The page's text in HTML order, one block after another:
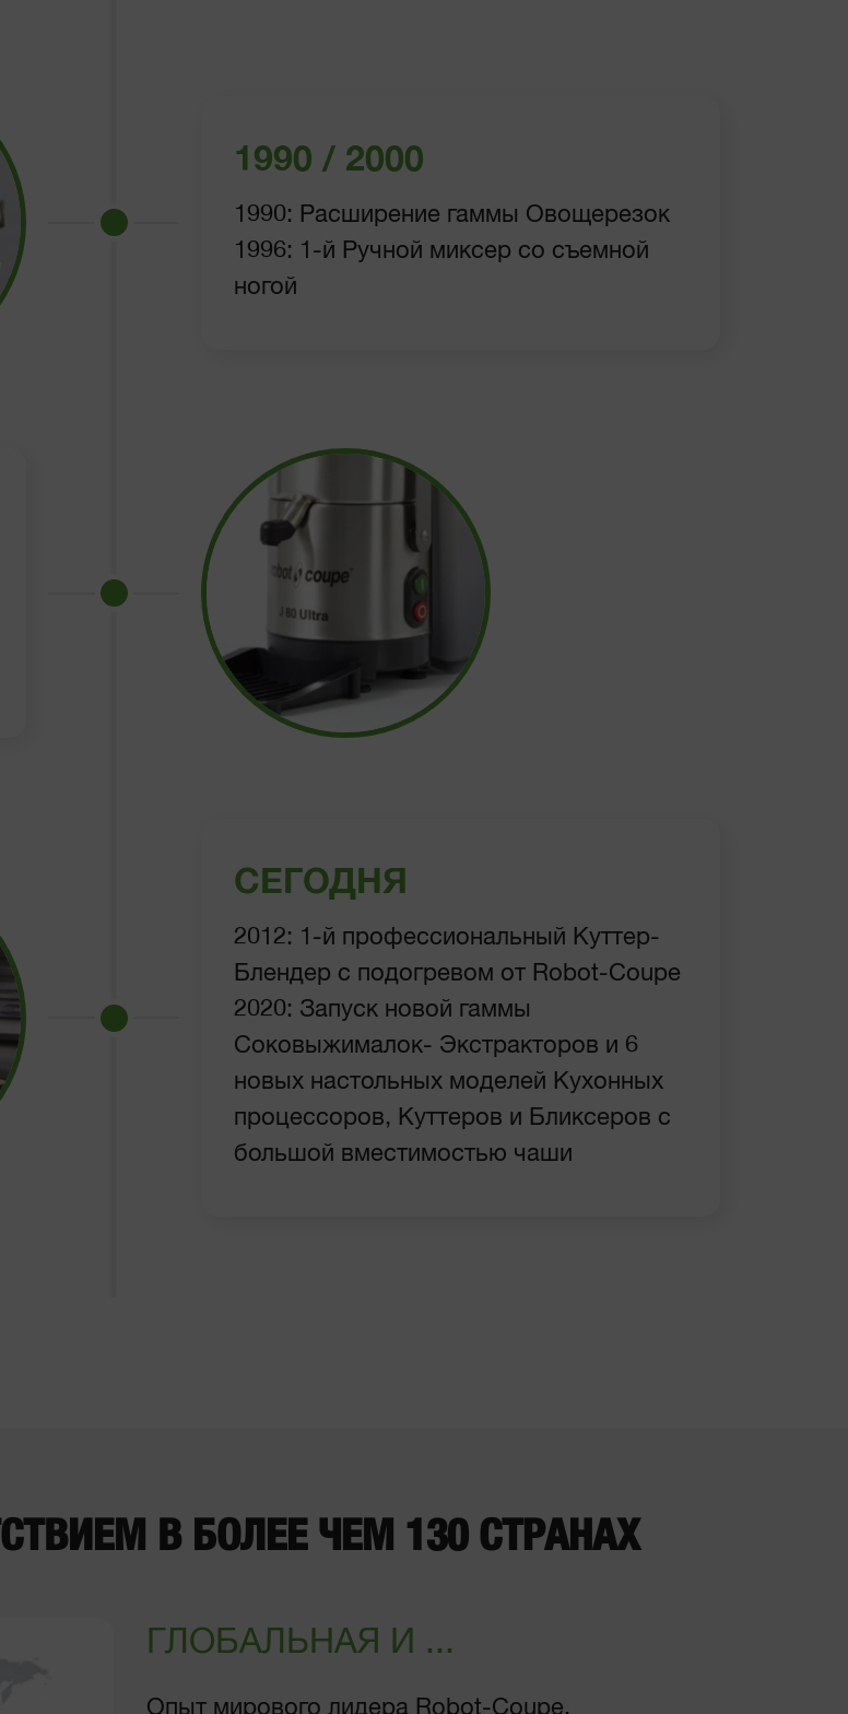
1990 / 2000
1990: Расширение гаммы Овощерезок
1996: 1-й Ручной миксер со съемной
ногой
СЕГОДНЯ
2012: 1-й профессиональный Куттер-
Блендер с подогревом от Robot-Coupe
2020: Запуск новой гаммы
Соковыжималок- Экстракторов и 6
новых настольных моделей Кухонных
процессоров, Куттеров и Бликсеров с
большой вместимостью чаши
В БОЛЕЕ ЧЕМ 130 СТРАНАХ
ГЛОБАЛЬНАЯ И ...
Опыт мирового лидера Robot-Coupe,